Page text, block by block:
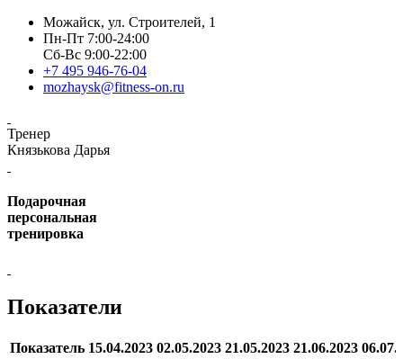
Можайск, ул. Строителей, 1
Пн-Пт 7:00-24:00
Сб-Вс 9:00-22:00
+7 495 946-76-04
mozhaysk@fitness-on.ru
Тренер
Князькова Дарья
Подарочная
персональная
тренировка
Показатели
Показатель 15.04.2023 02.05.2023 21.05.2023 21.06.2023